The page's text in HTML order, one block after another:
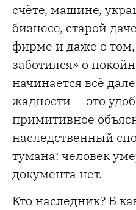
счёте, машине,
бизнесе, старой
фирме и даже о
заботился» о
начинается всё
жадности — это
примитивное
наследственный
тумана: человек
документа нет.
Кто наследник? В